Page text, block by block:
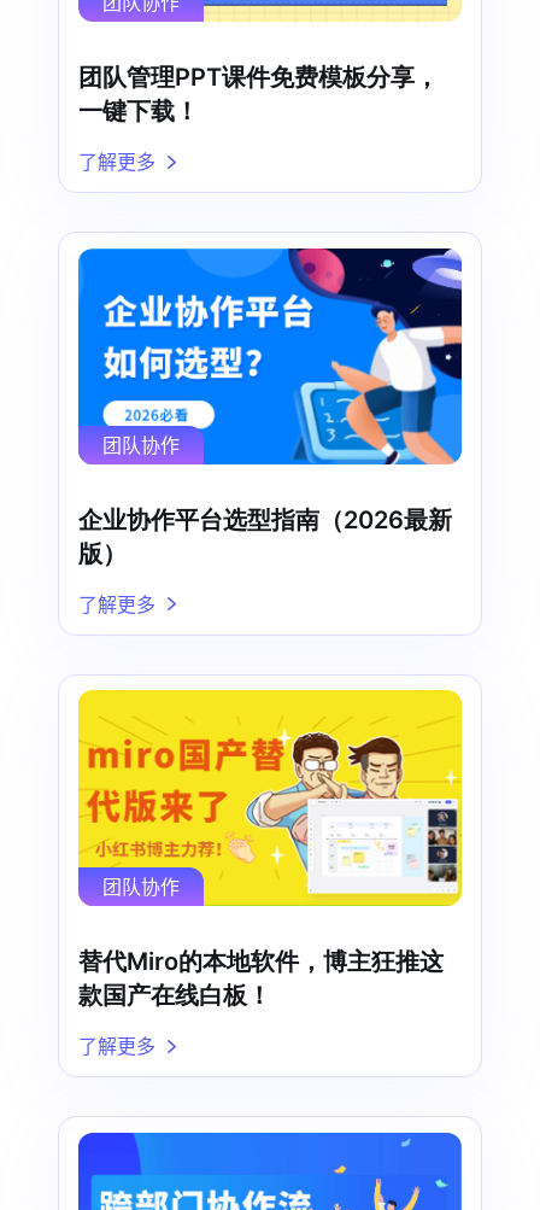
团队管理PPT课件免费模板分享，
一键下载！
了解更多
团队协作
企业协作平台选型指南（2026最新
版）
了解更多
团队协作
替代Miro的本地软件，博主狂推这
款国产在线白板！
了解更多